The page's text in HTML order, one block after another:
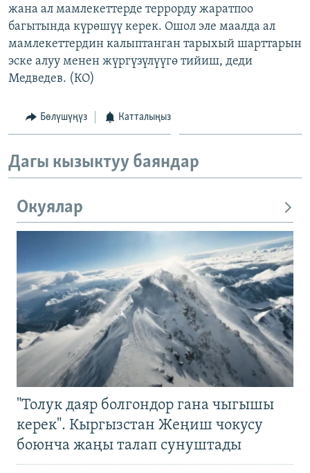
жана ал мамлекеттерде террорду жаратпоо
багытында күрөшүү керек. Ошол эле маалда ал
мамлекеттердин калыптанган тарыхый шарттарын
эске алуу менен жүргүзүлүүгө тийиш, деди
Медведев. (КО)
Бөлүшүңүз Катталыңыз
Дагы кызыктуу баяндар
Окуялар
"Толук даяр болгондор гана чыгышы
керек". Кыргызстан Жеңиш чокусу
боюнча жаңы талап сунуштады